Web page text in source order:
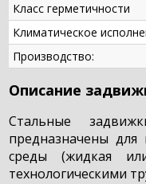
Класс герметичности
Климатическое
Производство:
Описание
Стальные
предназначены для
среды (жидкая
технологическими